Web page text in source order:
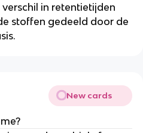
in retentietijden
stoffen gedeeld door de
New cards